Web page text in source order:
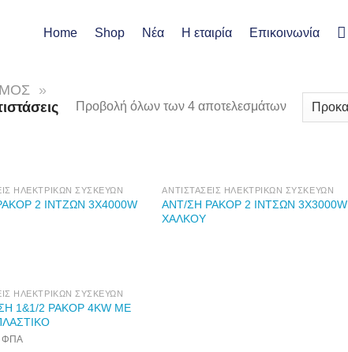
Home Shop Νέα Η εταιρία Επικοινωνία
»
Προβολή όλων των 4 αποτελεσμάτων
ΗΛΕΚΤΡΙΚΏΝ ΣΥΣΚΕΥΏΝ
2 ΙΝΤΖΩΝ 3X4000W
ΑΝΤΙΣΤΆΣΕΙΣ ΗΛΕΚΤΡΙΚΏΝ ΣΥΣΚΕΥΏΝ
ΑΝΤ/ΣΗ ΡΑΚΟΡ 2 ΙΝΤΣΩΝ 3X3000W
ΧΑΛΚΟΥ
ΗΛΕΚΤΡΙΚΏΝ ΣΥΣΚΕΥΏΝ
1&1/2 ΡΑΚΟΡ 4KW ΜΕ
ΦΠΑ